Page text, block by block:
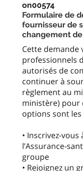
on00574
Formulaire de
fournisseur de
changement
Cette demande
professionnels
autorisés de
continuer à
règlement au
ministère) pour
options sont
• Inscrivez-
l’Assurance-
groupe
• Rejoignez un